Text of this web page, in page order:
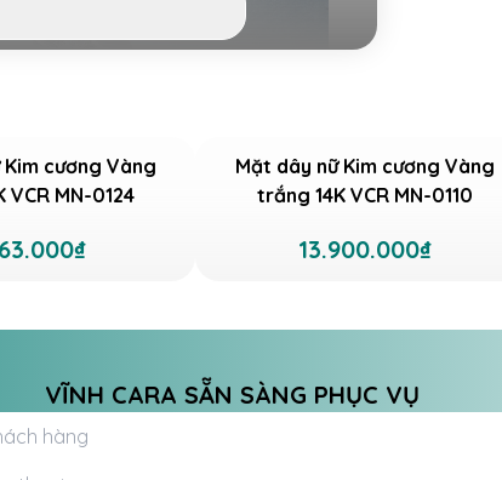
liệu vàng trắng 10K, đảm bảo khả
có thể dễ dàng “mix&match” với
chọn món trang sức này để đeo
cương Vàng
VCR MN-0124
Mặt dây nữ Kim cương Vàng
trắng 14K VCR MN-0110
13.900.000₫
VĨNH CARA SẴN SÀNG PHỤC VỤ